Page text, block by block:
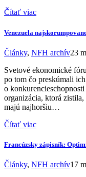
Čítať viac
Venezuela
Články, NFH archív23
Svetové ekonomické
po tom čo preskúmali
o
organizácia, ktorá
majú najhoršiu…
Čítať viac
Francúzsky zápisník:
Články, NFH archív17